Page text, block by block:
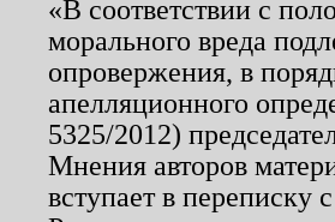
«В соответствии с
морального вреда
опровержения, в
апелляционного
5325/2012)
Мнения авторов
вступает в переписку